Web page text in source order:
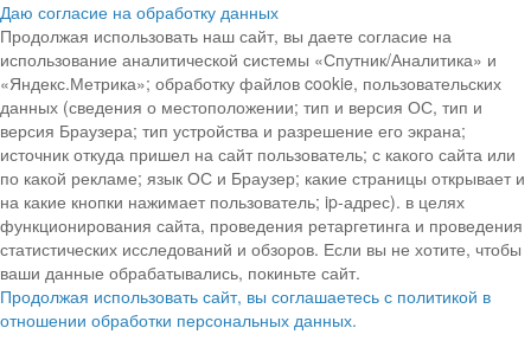
Даю согласие на обработку данных
Продолжая использовать наш сайт, вы даете согласие на
использование аналитической системы «Спутник/Аналитика» и
«Яндекс.Метрика»; обработку файлов cookie, пользовательских
данных (сведения о местоположении; тип и версия ОС, тип и
версия Браузера; тип устройства и разрешение его экрана;
источник откуда пришел на сайт пользователь; с какого сайта или
по какой рекламе; язык ОС и Браузер; какие страницы открывает и
на какие кнопки нажимает пользователь; ip-адрес). в целях
функционирования сайта, проведения ретаргетинга и проведения
статистических исследований и обзоров. Если вы не хотите, чтобы
ваши данные обрабатывались, покиньте сайт.
Продолжая использовать сайт, вы соглашаетесь с политикой в
отношении обработки персональных данных.